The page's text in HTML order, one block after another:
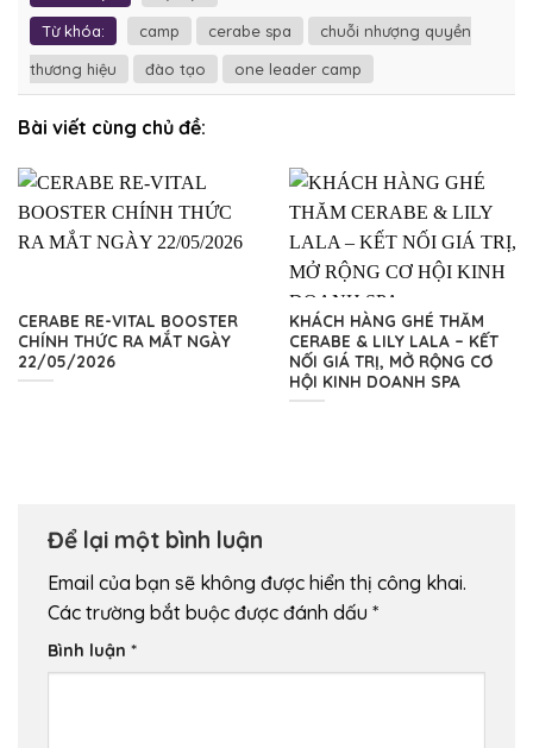
Từ khóa:
camp cerabe spa
chuỗi nhượng quyền
thương hiệu
đào tạo one leader camp
Bài viết cùng chủ đề:
CERABE RE-VITAL BOOSTER
CHÍNH THỨC RA MẮT NGÀY
22/05/2026
KHÁCH HÀNG GHÉ THĂM
CERABE & LILY LALA – KẾT
NỐI GIÁ TRỊ, MỞ RỘNG CƠ
HỘI KINH DOANH SPA
Để lại một bình luận
Email của bạn sẽ không được hiển thị công khai.
Các trường bắt buộc được đánh dấu *
Bình luận *